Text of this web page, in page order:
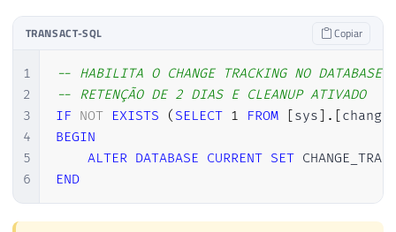
TRANSACT-SQL Copiar
1
2
3
4
5
6
-- HABILITA O CHANGE TRACKING NO DATABASE
-- RETENÇÃO DE 2 DIAS E CLEANUP ATIVADO
IF NOT EXISTS ( SELECT 1 FROM [sys] . [
BEGIN
ALTER DATABASE CURRENT SET
END